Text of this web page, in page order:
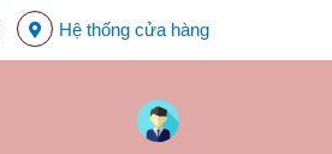
Hệ thống cửa hàng